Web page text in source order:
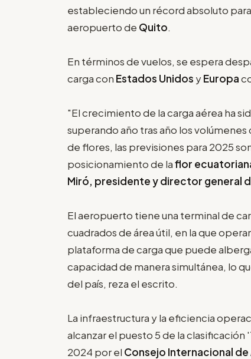
estableciendo un récord absoluto
aeropuerto de Quito.
En términos de vuelos, se espera
carga con Estados Unidos yEuropa
"El crecimiento de la carga aérea ha
superando año tras año los
de flores, las previsiones para 2025
posicionamiento de laflor
Miró, presidente y director general
El aeropuerto tiene una terminal de
cuadrados de área útil, en la que
plataforma de carga que puede
capacidad de manera simultánea, lo
del país, reza el escrito.
La infraestructura y la eficiencia
alcanzar el puesto 5 de la
2024 por el Consejo Internacional